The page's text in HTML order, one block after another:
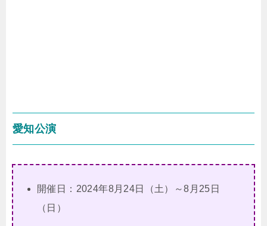
愛知公演
開催日：2024年8月24日（土）～8月25日
（日）